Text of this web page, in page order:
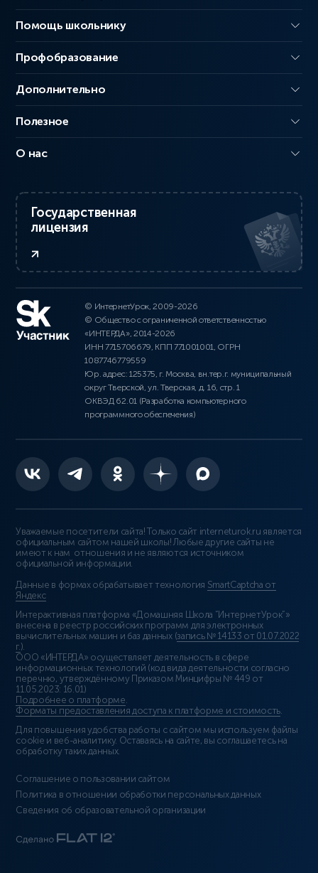
Помощь школьнику
Профобразование
Дополнительно
Полезное
О нас
Государственная
лицензия
© ИнтернетУрок, 2009-2026
© Общество с ограниченной ответственностью
«ИНТЕРДА», 2014-2026
ИНН 7715706679, КПП 771001001, ОГРН
1087746779559
Юр. адрес: 125375, г. Москва, вн.тер.г. муниципальный
округ Тверской, ул. Тверская, д. 16, стр. 1
ОКВЭД 62.01 (Разработка компьютерного
программного обеспечения)
Уважаемые посетители сайта! Только сайт interneturok.ru является
официальным сайтом нашей школы! Любые другие сайты не
имеют к нам отношения и не являются источником
официальной информации.
Данные в формах обрабатывает технология SmartCaptcha от
Яндекс
Интерактивная платформа «Домашняя Школа “ИнтернетУрок”»
внесена в реестр российских программ для электронных
вычислительных машин и баз данных (запись № 14133 от 01.07.2022
г.).
ООО «ИНТЕРДА» осуществляет деятельность в сфере
информационных технологий (код вида деятельности согласно
перечню, утверждённому Приказом Минцифры № 449 от
11.05.2023: 16.01)
Подробнее о платформе.
Форматы предоставления доступа к платформе и стоимость.
Для повышения удобства работы с сайтом мы используем файлы
cookie и веб-аналитику. Оставаясь на сайте, вы соглашаетесь на
обработку таких данных.
Соглашение о пользовании сайтом
Политика в отношении обработки персональных данных
Сведения об образовательной организации